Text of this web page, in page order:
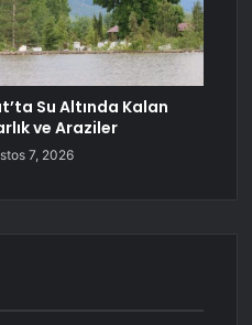
Su Altında Kalan
ve Araziler
7, 2026